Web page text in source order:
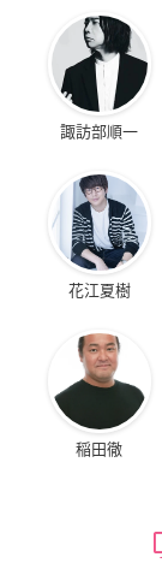
諏訪部順一
花江夏樹
稲田徹